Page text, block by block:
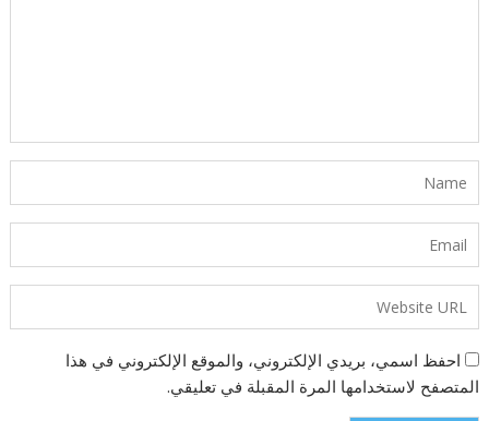
احفظ اسمي، بريدي الإلكتروني، والموقع الإلكتروني في هذا
المتصفح لاستخدامها المرة المقبلة في تعليقي.